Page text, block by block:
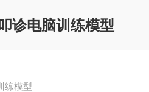
诊电脑训练模型
练模型